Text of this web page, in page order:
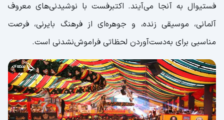
فستیوال به آنجا می‌آیند. اکتبرفست با نوشیدنی‌های معروف
آلمانی، موسیقی زنده، و جوهره‌ای از فرهنگ بایرنی، فرصت
مناسبی برای به‌دست‌آوردن لحظاتی فراموش‌نشدنی است.